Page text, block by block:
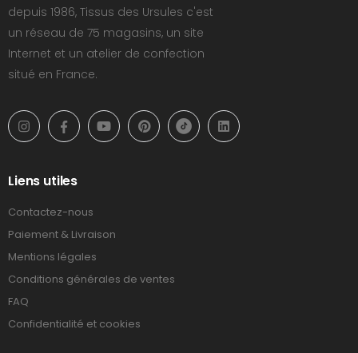
depuis 1986, Tissus des Ursules c'est
un réseau de 75 magasins, un site
Internet et un atelier de confection
situé en France.
Liens utiles
Contactez-nous
Paiement & Livraison
Mentions légales
Conditions générales de ventes
FAQ
Confidentialité et cookies